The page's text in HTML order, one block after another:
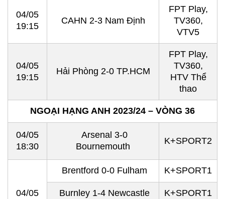
04/05
19:15
CAHN 2-3 Nam Định
FPT Play,
TV360,
VTV5
04/05
19:15
Hải Phòng 2-0 TP.HCM
FPT Play,
TV360,
HTV Thể
thao
NGOẠI HẠNG ANH 2023/24 – VÒNG 36
04/05
18:30
Arsenal 3-0
Bournemouth
K+SPORT2
04/05
Brentford 0-0 Fulham K+SPORT1
Burnley 1-4 Newcastle K+SPORT1